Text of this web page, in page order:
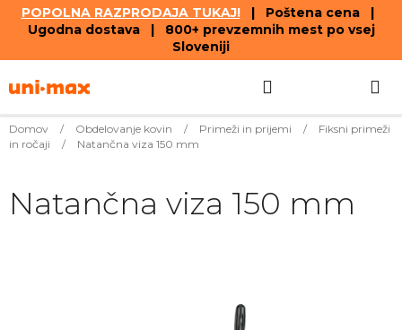
POPOLNA RAZPRODAJA TUKAJ!| Poštena cena |
Ugodna dostava | 800+ prevzemnih mest po vsej
Sloveniji
to
Domov / Obdelovanje kovin / Primeži in prijemi /
Fiksni primeži
in ročaji
/ Natančna viza 150 mm
Natančna viza 150 mm